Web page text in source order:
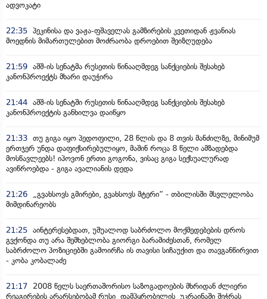
ადვოკატი
22:35 პეკინისა და ვაჟა-ფშაველას გამზირების კვეთიდან ჟვანიას
მოედნის მიმართულებით მოძრაობა დროებით შეიზღუდება
21:59 აშშ-ის სენატმა რუსეთის წინააღმდეგ სანქციების შესახებ
კანონპროექტს მხარი დაუჭირა
21:44 აშშ-ის სენატში რუსეთის წინააღმდეგ სანქციების შესახებ
კანონპროექტის განხილვა დაიწყო
21:33 თუ გიგა იყო პედოფილი, 28 წლის და 8 თვის მანძილზე, მინიმუმ
ერთჯერ უნდა დაფიქსირებულიყო, მაშინ როცა 8 წელი ამზადებდა
მოსწავლეებს! იპოვონ ერთი გოგონა, ვისაც გიგა სექსუალურად
ავიწროებდა - გიგა ავალიანის დედა
21:26
„გვახსოვს გმირები, გვახსოვს მტერი” - თბილისში მსვლელობა
მიმდინარეობს
21:25 აინტერესებდათ, უშუალოდ საბრძოლო მოქმედებების დროს
გვქონდა თუ არა შემხებლობა გიორგი ბარამიძესთან, რომელ
საბრძოლო პოზიციებში გამოირჩა ის თავისი სიჩაუქით და თავგანწირვით
- კობა კობალაძე
21:17
2008 წელს საერთაშორისო საზოგადოების მხრიდან ძლიერი
რეაგირების არარსებობამ რუსი დამპყრობელის უკრაინაში შეჭრას